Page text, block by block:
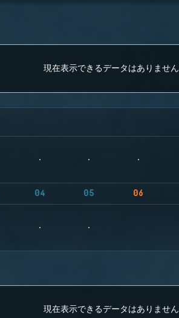
現在表示できるデータはありません
04 05 06
現在表示できるデータはありません